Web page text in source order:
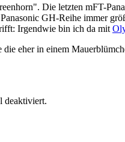
Die letzten mFT-
GH-Reihe immer
Irgendwie bin ich da mit
eher in einem
deaktiviert.